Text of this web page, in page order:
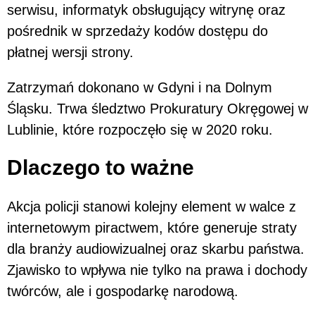
serwisu, informatyk obsługujący witrynę oraz
pośrednik w sprzedaży kodów dostępu do
płatnej wersji strony.
Zatrzymań dokonano w Gdyni i na Dolnym
Śląsku. Trwa śledztwo Prokuratury Okręgowej w
Lublinie, które rozpoczęło się w 2020 roku.
Dlaczego to ważne
Akcja policji stanowi kolejny element w walce z
internetowym piractwem, które generuje straty
dla branży audiowizualnej oraz skarbu państwa.
Zjawisko to wpływa nie tylko na prawa i dochody
twórców, ale i gospodarkę narodową.